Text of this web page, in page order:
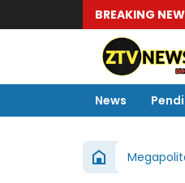
BREAKING
News